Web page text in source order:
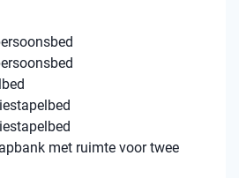
met ruimte voor twee